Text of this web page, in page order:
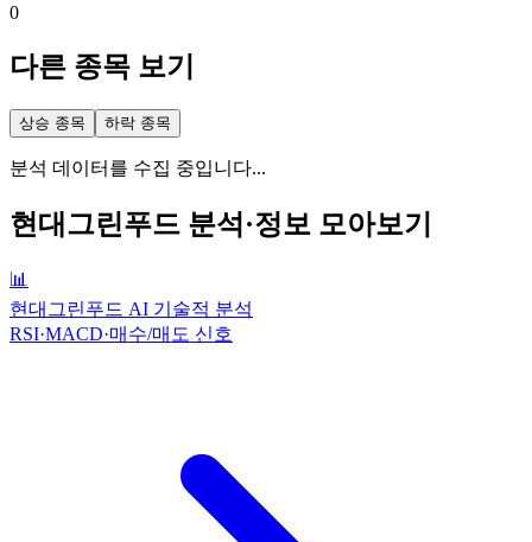
0
다른 종목 보기
상승 종목 하락 종목
분석 데이터를 수집 중입니다...
현대그린푸드 분석·정보 모아보기
📊
현대그린푸드 AI 기술적 분석
RSI·MACD·매수/매도 신호